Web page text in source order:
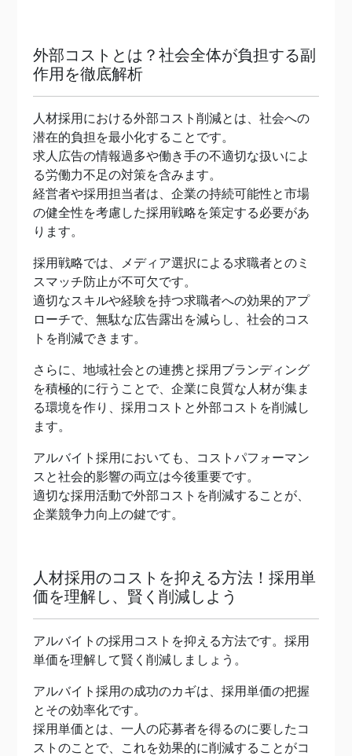
外部コストとは？社会全体が負担する副
作用を徹底解析
人材採用における外部コスト削減とは、社会への
潜在的負担を最小化することです。
求人広告の情報過多や働き手の不適切な扱いによ
る労働力不足の対策を含みます。
経営者や採用担当者は、企業の持続可能性と市場
の健全性を考慮した採用戦略を策定する必要があ
ります。
採用戦略では、メディア選択による求職者とのミ
スマッチ防止が不可欠です。
適切なスキルや経験を持つ求職者への効果的アプ
ローチで、無駄な広告露出を減らし、社会的コス
トを削減できます。
さらに、地域社会との連携と採用ブランディング
を積極的に行うことで、企業に良質な人材が集ま
る環境を作り、採用コストと外部コストを削減し
ます。
アルバイト採用においても、コストパフォーマン
スと社会的影響の両立は今後重要です。
適切な採用活動で外部コストを削減することが、
企業競争力向上の鍵です。
人材採用のコストを抑える方法！採用単
価を理解し、賢く削減しよう
アルバイトの採用コストを抑える方法です。採用
単価を理解して賢く削減しましょう。
アルバイト採用の成功のカギは、採用単価の把握
とその効率化です。
採用単価とは、一人の応募者を得るのに要したコ
ストのことで、これを効果的に削減することがコ